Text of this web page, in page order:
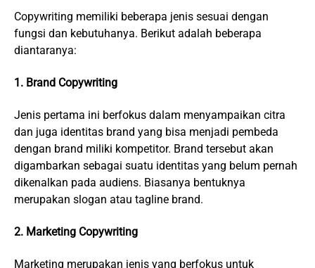
Copywriting memiliki beberapa jenis sesuai dengan
fungsi dan kebutuhanya. Berikut adalah beberapa
diantaranya:
1. Brand Copywriting
Jenis pertama ini berfokus dalam menyampaikan citra
dan juga identitas brand yang bisa menjadi pembeda
dengan brand miliki kompetitor. Brand tersebut akan
digambarkan sebagai suatu identitas yang belum pernah
dikenalkan pada audiens. Biasanya bentuknya
merupakan slogan atau tagline brand.
2. Marketing Copywriting
Marketing merupakan jenis yang berfokus untuk